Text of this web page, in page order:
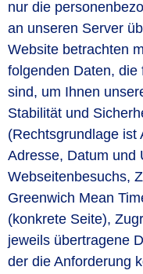
nur die
an unseren Server
Website betrachten
folgenden Daten, die
sind, um Ihnen
Stabilität und
(Rechtsgrundlage ist
Adresse, Datum und
Webseitenbesuchs,
Greenwich Mean
(konkrete Seite),
jeweils übertragene
der die Anforderung